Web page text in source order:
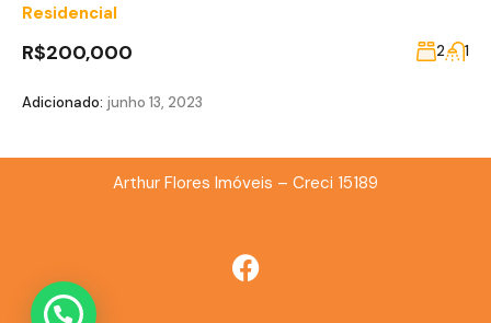
Residencial
R$200,000 2 1
Adicionado: junho 13, 2023
Arthur Flores Imóveis – Creci 15189